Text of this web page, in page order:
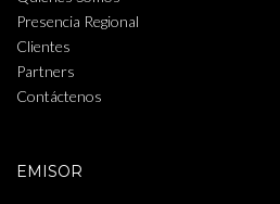
Presencia Regional
Clientes
Partners
Contáctenos
EMISOR